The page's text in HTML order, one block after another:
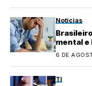
Notícias
mental e
artificial
6 DE
TI